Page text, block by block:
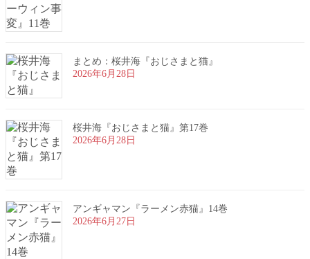
まとめ：桜井海『おじさまと猫』
2026年6月28日
桜井海『おじさまと猫』第17巻
2026年6月28日
アンギャマン『ラーメン赤猫』14巻
2026年6月27日